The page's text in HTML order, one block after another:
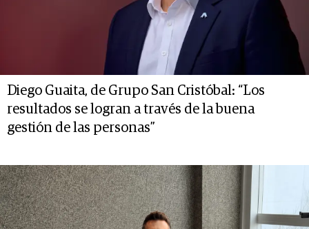
Diego Guaita, de Grupo San Cristóbal: “Los
resultados se logran a través de la buena
gestión de las personas”